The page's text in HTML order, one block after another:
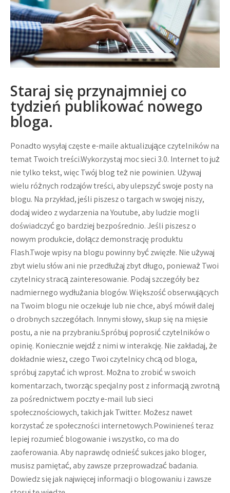
Staraj się przynajmniej co
tydzień publikować nowego
bloga.
Ponadto wysyłaj częste e-maile aktualizujące czytelników na
temat Twoich treści.Wykorzystaj moc sieci 3.0. Internet to już
nie tylko tekst, więc Twój blog też nie powinien. Używaj
wielu różnych rodzajów treści, aby ulepszyć swoje posty na
blogu. Na przykład, jeśli piszesz o targach w swojej niszy,
dodaj wideo z wydarzenia na Youtube, aby ludzie mogli
doświadczyć go bardziej bezpośrednio. Jeśli piszesz o
nowym produkcie, dołącz demonstrację produktu
Flash.Twoje wpisy na blogu powinny być zwięzłe. Nie używaj
zbyt wielu słów ani nie przedłużaj zbyt długo, ponieważ Twoi
czytelnicy stracą zainteresowanie. Podaj szczegóły bez
nadmiernego wydłużania blogów. Większość obserwujących
na Twoim blogu nie oczekuje lub nie chce, abyś mówił dalej
o drobnych szczegółach. Innymi słowy, skup się na mięsie
postu, a nie na przybraniu.Spróbuj poprosić czytelników o
opinię. Koniecznie wejdź z nimi w interakcję. Nie zakładaj, że
dokładnie wiesz, czego Twoi czytelnicy chcą od bloga,
spróbuj zapytać ich wprost. Można to zrobić w swoich
komentarzach, tworząc specjalny post z informacją zwrotną
za pośrednictwem poczty e-mail lub sieci
społecznościowych, takich jak Twitter. Możesz nawet
korzystać ze społeczności internetowych.Powinieneś teraz
lepiej rozumieć blogowanie i wszystko, co ma do
zaoferowania. Aby naprawdę odnieść sukces jako bloger,
musisz pamiętać, aby zawsze przeprowadzać badania.
Dowiedz się jak najwięcej informacji o blogowaniu i zawsze